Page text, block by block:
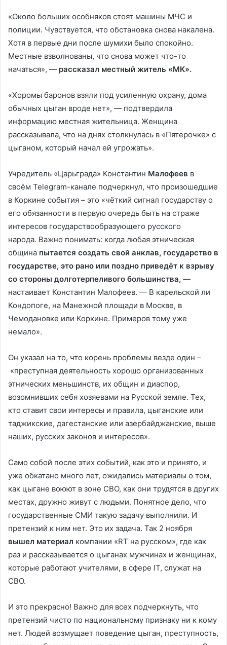
«Около больших особняков стоят машины МЧС и
полиции. Чувствуется, что обстановка снова накалена.
Хотя в первые дни после шумихи было спокойно.
Местные взволнованы, что снова может что-то
начаться», — рассказал местный житель «МК».
«Хоромы баронов взяли под усиленную охрану, дома
обычных цыган вроде нет», — подтвердила
информацию местная жительница. Женщина
рассказывала, что на днях столкнулась в «Пятерочке» с
цыганом, который начал ей угрожать».
Учредитель «Царьграда» Константин Малофеев в
своём Telegram-канале подчеркнул, что произошедшие
в Коркине события – это «чёткий сигнал государству о
его обязанности в первую очередь быть на страже
интересов государствообразующего русского
народа. Важно понимать: когда любая этническая
община пытается создать свой анклав, государство в
государстве, это рано или поздно приведёт к взрыву
со стороны долготерпеливого большинства, —
настаивает Константин Малофеев. — В карельской ли
Кондопоге, на Манежной площади в Москве, в
Чемодановке или Коркине. Примеров тому уже
немало».
Он указал на то, что корень проблемы везде один –
«преступная деятельность хорошо организованных
этнических меньшинств, их общин и диаспор,
возомнивших себя хозяевами на Русской земле. Тех,
кто ставит свои интересы и правила, цыганские или
таджикские, дагестанские или азербайджанские, выше
наших, русских законов и интересов».
Само собой после этих событий, как это и принято, и
уже обкатано много лет, ожидались материалы о том,
как цыгане воюют в зоне СВО, как они трудятся в других
местах, дружно живут с людьми. Понятное дело, что
государственные СМИ такую задачу выполнили. И
претензий к ним нет. Это их задача. Так 2 ноября
вышел материал компании «RT на русском», где как
раз и рассказывается о цыганах мужчинах и женщинах,
которые работают учителями, в сфере IT, служат на
СВО.
И это прекрасно! Важно для всех подчеркнуть, что
претензий чисто по национальному признаку ни к кому
нет. Людей возмущает поведение цыган, преступность,